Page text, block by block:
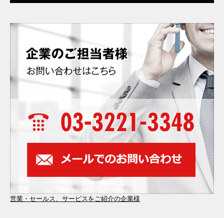
営業・セールス、サービスをご紹介の企業様